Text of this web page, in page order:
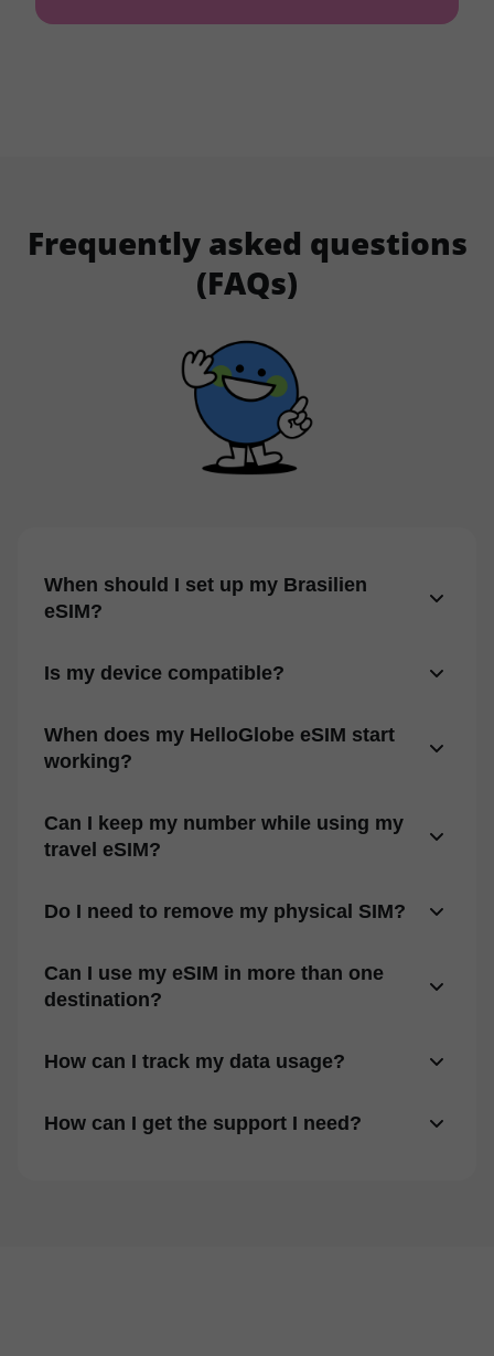
Frequently asked questions
(FAQs)
When should I set up my Brasilien
eSIM?
Is my device compatible?
When does my HelloGlobe eSIM start
working?
Can I keep my number while using my
travel eSIM?
Do I need to remove my physical SIM?
Can I use my eSIM in more than one
destination?
How can I track my data usage?
How can I get the support I need?